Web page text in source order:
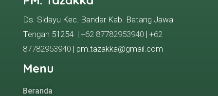
Ds. Sidayu Kec. Bandar Kab. Batang Jawa
Tengah 51254 | +62 87782953940 | +62
87782953940 | pm.tazakka@gmail.com
Menu
Beranda